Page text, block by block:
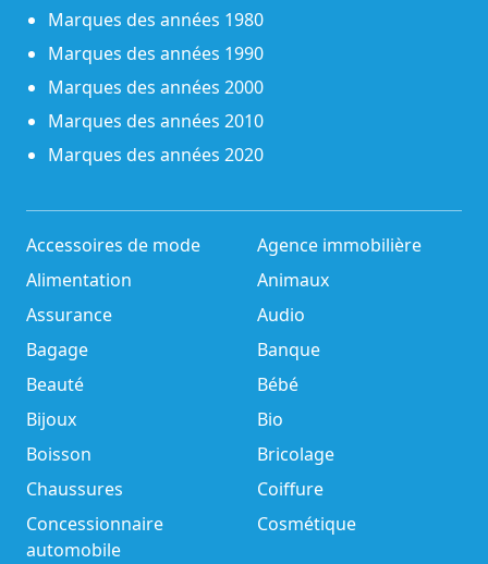
Marques des années 1980
Marques des années 1990
Marques des années 2000
Marques des années 2010
Marques des années 2020
Accessoires de mode
Agence immobilière
Alimentation
Animaux
Assurance
Audio
Bagage
Banque
Beauté
Bébé
Bijoux
Bio
Boisson
Bricolage
Chaussures
Coiffure
Concessionnaire
automobile
Cosmétique